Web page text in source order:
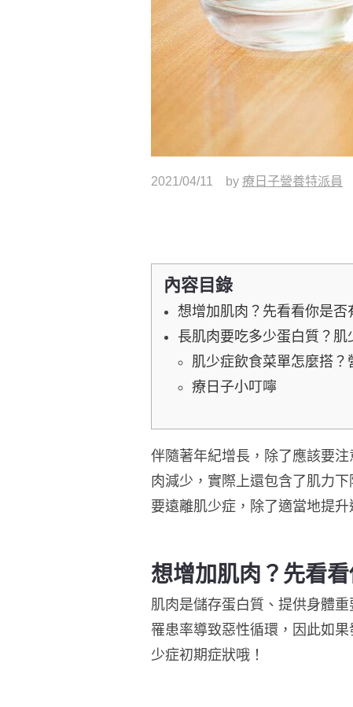
2021/04/11 by 療日子營養特派員
內容目錄
想增加肌肉？先看看你是否
長肌肉要吃多少蛋白質？肌
肌少症飲食菜單怎麼搭
療日子小叮嚀
伴隨著年紀增長，除了應該要注
肉減少，實際上還包含了肌力下
要遠離肌少症，除了適當地提
想增加肌肉？先看
肌肉是儲存蛋白質、提供身體
罹患率導致惡性循環，因此如果
少症初期症狀哦！